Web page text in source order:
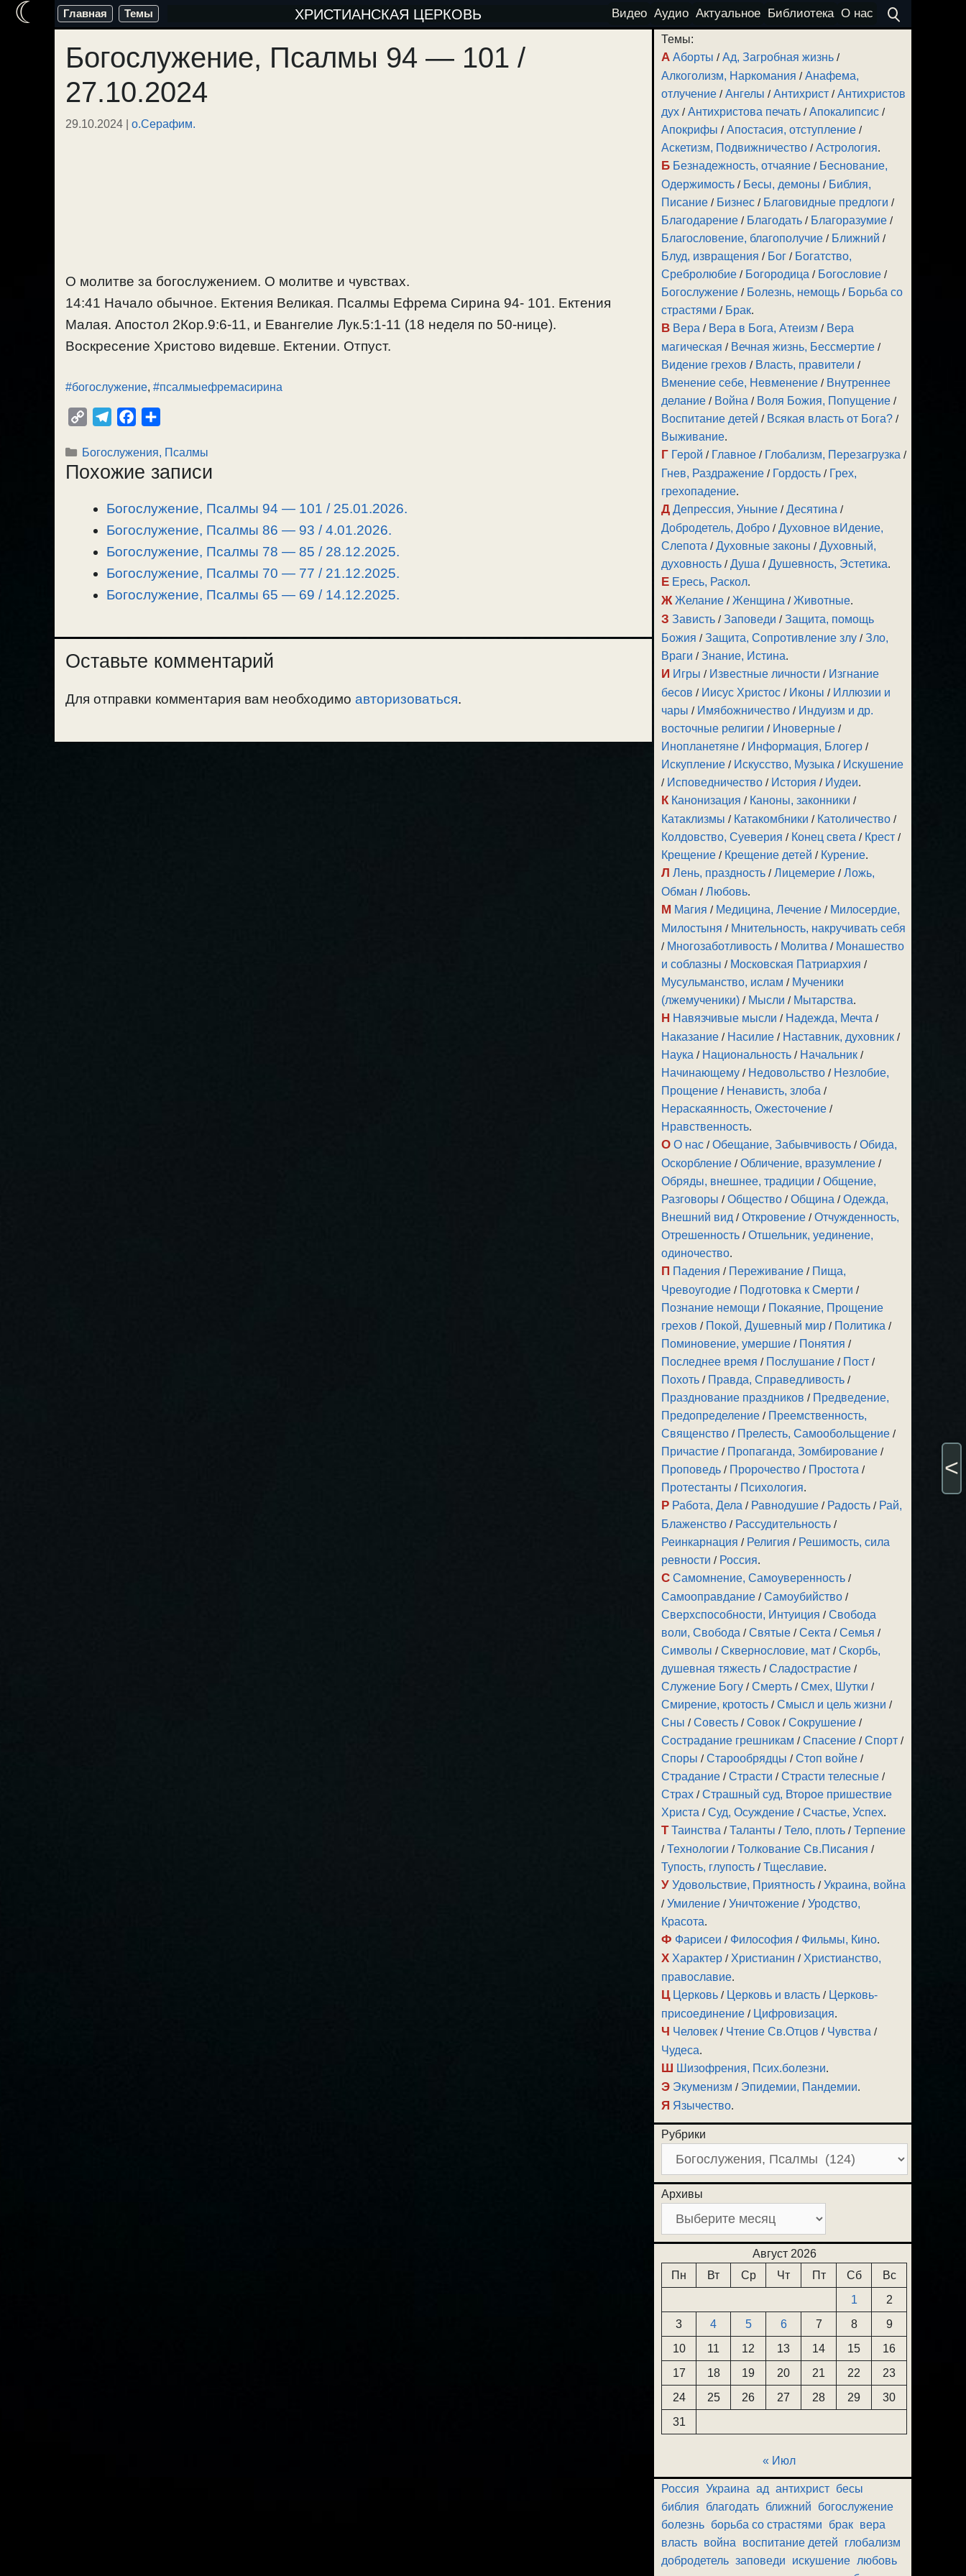
Перейти
содержимому
Главная Темы ХРИСТИАНСКАЯ ЦЕРКОВЬ Видео Аудио Актуальное Библиотека О нас
Богослужение, Псалмы 94 — 101 /
27.10.2024
29.10.2024 | о.Серафим.
О молитве за богослужением. О молитве и чувствах.
14:41 Начало обычное. Ектения Великая. Псалмы Ефрема Сирина 94- 101. Ектения
Малая. Апостол 2Кор.9:6-11, и Евангелие Лук.5:1-11 (18 неделя по 50-нице).
Воскресение Христово видевше. Ектении. Отпуст.
#богослужение, #псалмыефремасирина
p
y
l
e
r
a
m
c
e
o
o
k
п
р
в
и
т
Рубрики
Богослужения, Псалмы
Похожие записи
Богослужение, Псалмы 94 — 101 / 25.01.2026.
Богослужение, Псалмы 86 — 93 / 4.01.2026.
Богослужение, Псалмы 78 — 85 / 28.12.2025.
Богослужение, Псалмы 70 — 77 / 21.12.2025.
Богослужение, Псалмы 65 — 69 / 14.12.2025.
Оставьте комментарий
Для отправки комментария вам необходимо авторизоваться.
Темы:
А Аборты /Ад, Загробная жизнь /
Алкоголизм, Наркомания /Анафема,
отлучение /Ангелы /Антихрист /Антихристов
дух /Антихристова печать /Апокалипсис /
Апокрифы /Апостасия, отступление /
Аскетизм, Подвижничество /Астрология.
Б Безнадежность, отчаяние / Беснование,
Одержимость / Бесы, демоны / Библия,
Писание / Бизнес / Благовидные предлоги /
Благодарение / Благодать / Благоразумие /
Благословение, благополучие / Ближний /
Блуд, извращения / Бог / Богатство,
Сребролюбие / Богородица / Богословие /
Богослужение / Болезнь, немощь / Борьба со
страстями / Брак.
В Вера / Вера в Бога, Атеизм / Вера
магическая / Вечная жизнь, Бессмертие /
Видение грехов / Власть, правители /
Вменение себе, Невменение / Внутреннее
делание / Война / Воля Божия, Попущение /
Воспитание детей / Всякая власть от Бога? /
Выживание.
Г Герой / Главное / Глобализм, Перезагрузка /
Гнев, Раздражение / Гордость / Грех,
грехопадение.
Д Депрессия, Уныние /Десятина /
Добродетель, Добро /Духовное вИдение,
Слепота /Духовные законы /Духовный,
духовность /Душа /Душевность, Эстетика.
Е Ересь, Раскол.
Ж Желание /Женщина /Животные.
З Зависть /Заповеди /Защита, помощь
Божия /Защита, Сопротивление злу /Зло,
Враги /Знание, Истина.
И Игры / Известные личности / Изгнание
бесов / Иисус Христос / Иконы / Иллюзии и
чары / Имябожничество / Индуизм и др.
восточные религии / Иноверные /
Инопланетяне / Информация, Блогер /
Искупление / Искусство, Музыка / Искушение
/ Исповедничество / История / Иудеи.
К Канонизация / Каноны, законники /
Катаклизмы / Катакомбники / Католичество /
Колдовство, Суеверия / Конец света / Крест /
Крещение / Крещение детей / Курение.
Л Лень, праздность /Лицемерие /Ложь,
Обман /Любовь.
М Магия / Медицина, Лечение / Милосердие,
Милостыня / Мнительность, накручивать себя
/ Многозаботливость / Молитва / Монашество
и соблазны / Московская Патриархия /
Мусульманство, ислам / Мученики
(лжемученики) / Мысли / Мытарства.
Н Навязчивые мысли / Надежда, Мечта /
Наказание / Насилие / Наставник, духовник /
Наука / Национальность / Начальник /
Начинающему / Недовольство / Незлобие,
Прощение / Ненависть, злоба /
Нераскаянность, Ожесточение /
Нравственность.
О О нас /Обещание, Забывчивость /Обида,
Оскорбление /Обличение, вразумление /
Обряды, внешнее, традиции /Общение,
Разговоры /Общество /Община /Одежда,
Внешний вид /Откровение /Отчужденность,
Отрешенность /Отшельник, уединение,
одиночество.
П Падения / Переживание / Пища,
Чревоугодие / Подготовка к Смерти /
Познание немощи / Покаяние, Прощение
грехов / Покой, Душевный мир / Политика /
Поминовение, умершие / Понятия /
Последнее время / Послушание / Пост /
Похоть / Правда, Справедливость /
Празднование праздников / Предведение,
Предопределение / Преемственность,
Священство / Прелесть, Самообольщение /
Причастие / Пропаганда, Зомбирование /
Проповедь / Пророчество / Простота /
Протестанты / Психология.
Р Работа, Дела / Равнодушие / Радость / Рай,
Блаженство / Рассудительность /
Реинкарнация / Религия / Решимость, сила
ревности / Россия.
С Самомнение, Самоуверенность /
Самооправдание /Самоубийство /
Сверхспособности, Интуиция /Свобода
воли, Свобода /Святые /Секта /Семья /
Символы /Сквернословие, мат /Скорбь,
душевная тяжесть /Сладострастие /
Служение Богу /Смерть /Смех, Шутки /
Смирение, кротость /Смысл и цель жизни /
Сны /Совесть /Совок /Сокрушение /
Сострадание грешникам /Спасение /Спорт /
Споры /Старообрядцы /Стоп войне /
Страдание /Страсти /Страсти телесные /
Страх /Страшный суд, Второе пришествие
Христа /Суд, Осуждение /Счастье, Успех.
Т Таинства /Таланты /Тело, плоть /Терпение
/Технологии /Толкование Св.Писания /
Тупость, глупость /Тщеславие.
У Удовольствие, Приятность /Украина, война
/Умиление /Уничтожение /Уродство,
Красота.
Ф Фарисеи / Философия / Фильмы, Кино.
Х Характер / Христианин / Христианство,
православие.
Ц Церковь / Церковь и власть / Церковь-
присоединение / Цифровизация.
Ч Человек / Чтение Св.Отцов / Чувства /
Чудеса.
Ш Шизофрения, Псих.болезни.
Э Экуменизм / Эпидемии, Пандемии.
Я Язычество.
Рубрики
Архивы
Август 2026
Пн
Вт Ср Чт Пт Сб
Вс
1
2
3
4 5 6 7 8
9
10
11 12 13 14 15
16
17
18 19 20 21 22
23
24
25 26 27 28 29
30
31
« Июл
Россия Украина ад антихрист бесы
библия
благодать ближний
богослужение
болезнь борьба со страстями брак вера
власть война воспитание детей
глобализм
добродетель заповеди искушение любовь
☾
<